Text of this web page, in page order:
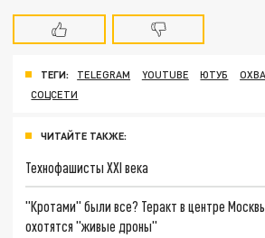
ТЕГИ: TELEGRAM YOUTUBE ЮТУБ
СОЦСЕТИ
ЧИТАЙТЕ ТАКЖЕ:
Технофашисты XXI века
"Кротами" были все? Теракт в центре
охотятся "живые дроны"